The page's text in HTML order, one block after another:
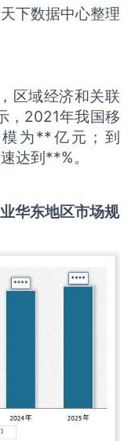
下数据中心整理
区域经济和关联
，2021年我国移
为**亿元；到
达到**%。
华东地区市场规